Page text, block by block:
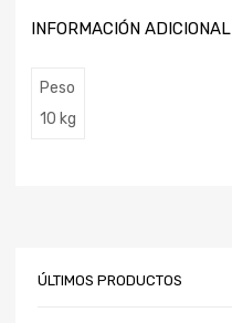
INFORMACIÓN ADICIONAL
Peso
10 kg
ÚLTIMOS PRODUCTOS